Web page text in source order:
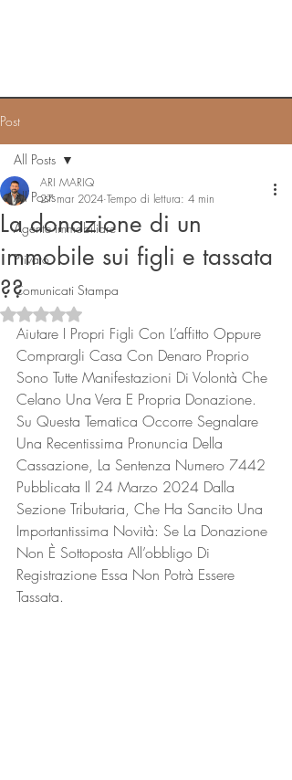
Connect
Post
All Posts
Agente immobiliare
Privato
Comunicati Stampa
All Posts
La donazione di un
immobile sui figli e tassata
??
ARI MARIQ
27 mar 2024 Tempo di lettura: 4 min
Valutazione NaN stelle su 5.
Aiutare I Propri Figli Con L’affitto Oppure
Comprargli Casa Con Denaro Proprio
Sono Tutte Manifestazioni Di Volontà Che
Celano Una Vera E Propria Donazione.
Su Questa Tematica Occorre Segnalare
Una Recentissima Pronuncia Della
Cassazione, La Sentenza Numero 7442
Pubblicata Il 24 Marzo 2024 Dalla
Sezione Tributaria, Che Ha Sancito Una
Importantissima Novità: Se La Donazione
Non È Sottoposta All’obbligo Di
Registrazione Essa Non Potrà Essere
Tassata.